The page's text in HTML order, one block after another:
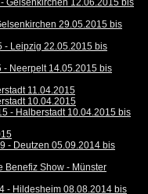
Gelsenkirchen 12.06.2015 bis
29.05.2015 bis
- Leipzig 22.05.2015 bis
- Neerpelt 14.05.2015 bis
11.04.2015
10.04.2015
- Halberstadt 10.04.2015 bis
- Deutzen 05.09.2014 bis
Benefiz Show - Münster
- Hildesheim 08.08.2014 bis